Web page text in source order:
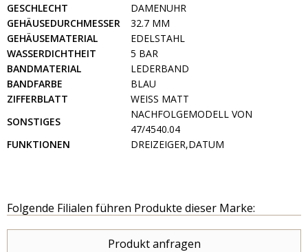
GESCHLECHT
DAMENUHR
GEHÄUSEDURCHMESSER
32.7 MM
GEHÄUSEMATERIAL
EDELSTAHL
WASSERDICHTHEIT
5 BAR
BANDMATERIAL
LEDERBAND
BANDFARBE
BLAU
ZIFFERBLATT
WEISS MATT
SONSTIGES
NACHFOLGEMODELL VON
47/4540.04
FUNKTIONEN
DREIZEIGER,DATUM
Folgende Filialen führen Produkte dieser Marke:
Produkt anfragen